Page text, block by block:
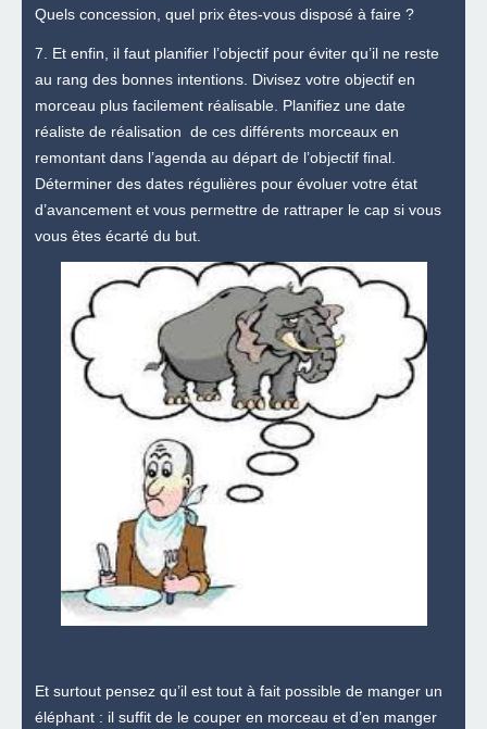
Quels concession, quel prix êtes-vous disposé à faire ?
7. Et enfin, il faut planifier l’objectif pour éviter qu’il ne reste
au rang des bonnes intentions. Divisez votre objectif en
morceau plus facilement réalisable. Planifiez une date
réaliste de réalisation de ces différents morceaux en
remontant dans l’agenda au départ de l’objectif final.
Déterminer des dates régulières pour évoluer votre état
d’avancement et vous permettre de rattraper le cap si vous
vous êtes écarté du but.
Et surtout pensez qu’il est tout à fait possible de manger un
éléphant : il suffit de le couper en morceau et d’en manger